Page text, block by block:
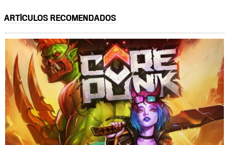
ARTÍCULOS RECOMENDADOS